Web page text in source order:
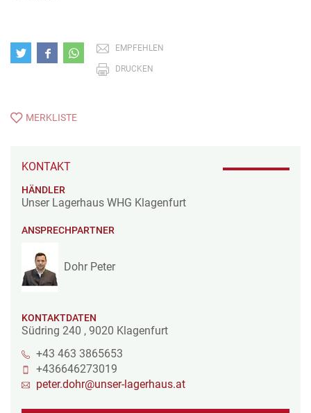
EMPFEHLEN
DRUCKEN
MERKLISTE
KONTAKT
HÄNDLER
Unser Lagerhaus WHG Klagenfurt
ANSPRECHPARTNER
Dohr Peter
KONTAKTDATEN
Südring 240 , 9020 Klagenfurt
+43 463 3865653
+436646273019
peter.dohr@unser-lagerhaus.at